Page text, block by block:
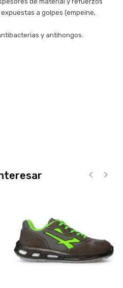
a golpes (empeine,
y antihongos.